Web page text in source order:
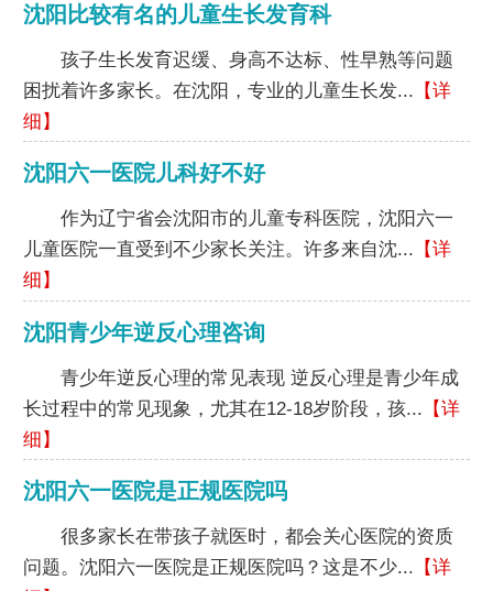
沈阳比较有名的儿童生长发育科
孩子生长发育迟缓、身高不达标、性早熟等问题
困扰着许多家长。在沈阳，专业的儿童生长发... 【详
细】
沈阳六一医院儿科好不好
作为辽宁省会沈阳市的儿童专科医院，沈阳六一
儿童医院一直受到不少家长关注。许多来自沈... 【详
细】
沈阳青少年逆反心理咨询
青少年逆反心理的常见表现 逆反心理是青少年成
长过程中的常见现象，尤其在12-18岁阶段，孩... 【详
细】
沈阳六一医院是正规医院吗
很多家长在带孩子就医时，都会关心医院的资质
问题。沈阳六一医院是正规医院吗？这是不少... 【详